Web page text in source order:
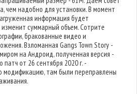
чем надобно для установки. В момент
информация будет
изменит суммарный объем. Сотрите
бракованные видео и
Взломанная Gangs Town Story -
на Андроид, полученная версия -
от 26 сентября 2020 г. -
модификацию, там были переправлены